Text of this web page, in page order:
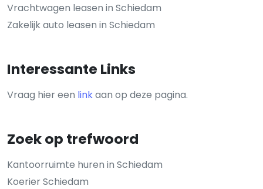
Vrachtwagen leasen in Schiedam
Zakelijk auto leasen in Schiedam
Interessante Links
Vraag hier een linkaan op deze pagina.
Zoek op trefwoord
Kantoorruimte huren in Schiedam
Koerier Schiedam